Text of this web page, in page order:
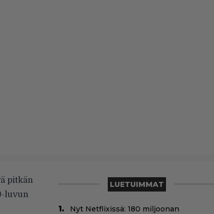
pitkän
luvun
LUETUIMMAT
Nyt Netflixissä: 180 miljoonan